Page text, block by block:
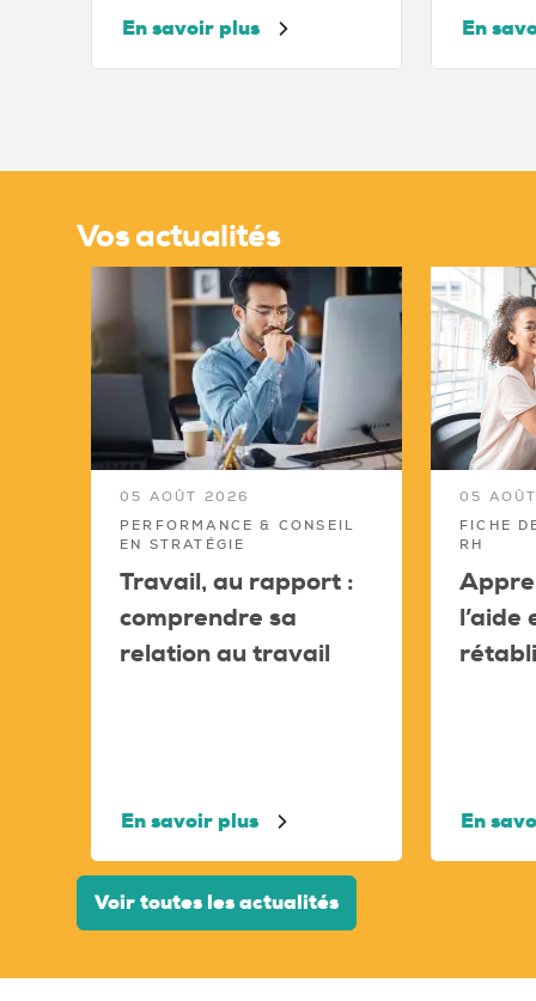
En savoir plus En
Vos actualités
05 AOÛT 2026
PERFORMANCE & CONSEIL
EN STRATÉGIE
Travail, au rapport :
comprendre sa
relation au travail
En savoir plus
05
FICHE
RH
l’aide
En
Voir toutes les actualités